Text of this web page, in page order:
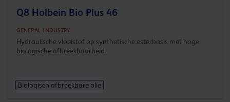
Q8 Holbein Bio Plus 46
GENERAL INDUSTRY
Hydraulische vloeistof op synthetische esterbasis met hoge
biologische afbreekbaarheid.
Biologisch afbreekbare olie